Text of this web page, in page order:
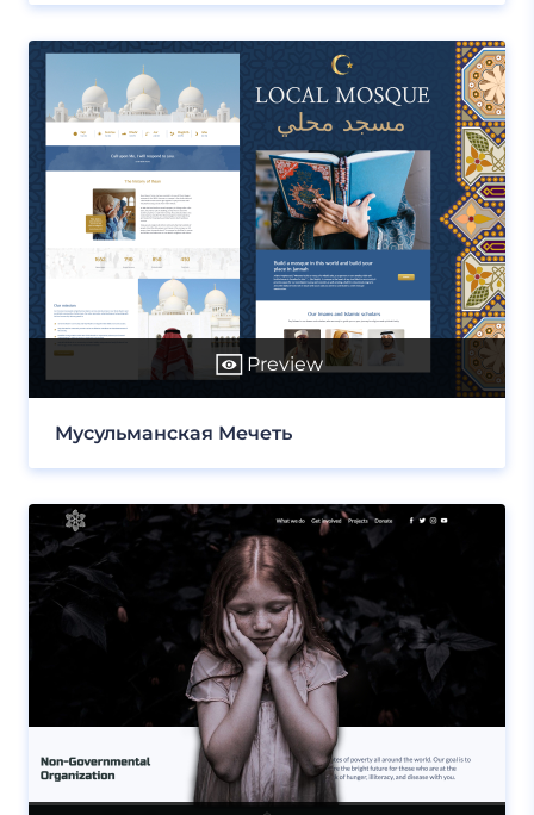
Preview
Мусульманская Мечеть